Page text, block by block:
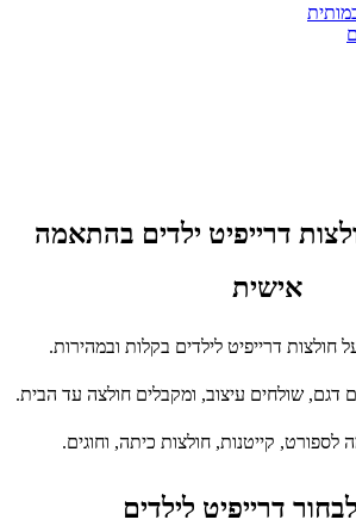
דרייפיט ילדים בהתאמה
אישית
דרייפיט לילדים בקלות ובמהירות.
קייטנות, חולצות כיתה, וחוגים.
דרייפיט לילדים